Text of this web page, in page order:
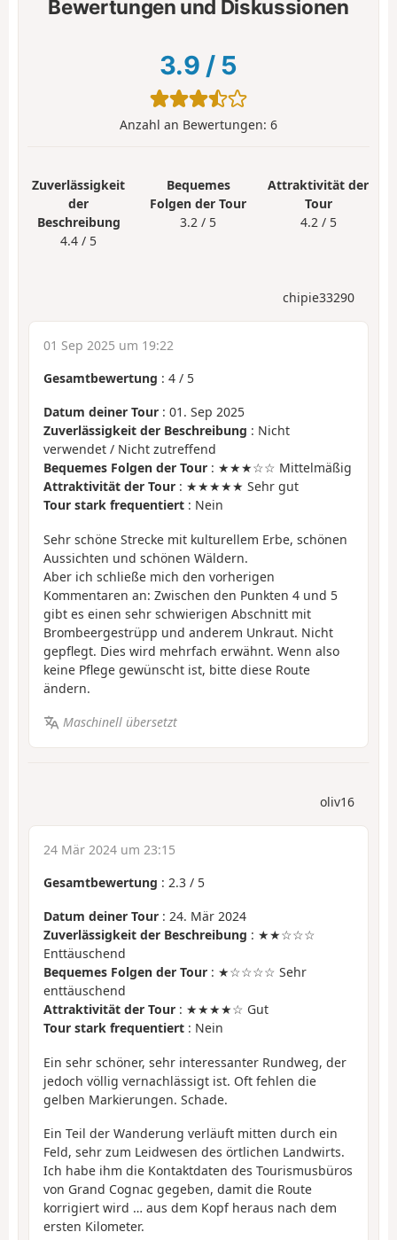
Bewertungen und Diskussionen
3.9 / 5
Anzahl an Bewertungen: 6
Zuverlässigkeit
der
Beschreibung
4.4 / 5
Bequemes
Folgen der Tour
3.2 / 5
Attraktivität der
Tour
4.2 / 5
chipie33290
01 Sep 2025 um 19:22
Gesamtbewertung : 4 / 5
Datum deiner Tour : 01. Sep 2025
Zuverlässigkeit der Beschreibung : Nicht
verwendet / Nicht zutreffend
Bequemes Folgen der Tour : ★★★☆☆ Mittelmäßig
Attraktivität der Tour : ★★★★★ Sehr gut
Tour stark frequentiert : Nein
Sehr schöne Strecke mit kulturellem Erbe, schönen
Aussichten und schönen Wäldern.
Aber ich schließe mich den vorherigen
Kommentaren an: Zwischen den Punkten 4 und 5
gibt es einen sehr schwierigen Abschnitt mit
Brombeergestrüpp und anderem Unkraut. Nicht
gepflegt. Dies wird mehrfach erwähnt. Wenn also
keine Pflege gewünscht ist, bitte diese Route
ändern.
Maschinell übersetzt
oliv16
24 Mär 2024 um 23:15
Gesamtbewertung : 2.3 / 5
Datum deiner Tour : 24. Mär 2024
Zuverlässigkeit der Beschreibung : ★★☆☆☆
Enttäuschend
Bequemes Folgen der Tour : ★☆☆☆☆ Sehr
enttäuschend
Attraktivität der Tour : ★★★★☆ Gut
Tour stark frequentiert : Nein
Ein sehr schöner, sehr interessanter Rundweg, der
jedoch völlig vernachlässigt ist. Oft fehlen die
gelben Markierungen. Schade.
Ein Teil der Wanderung verläuft mitten durch ein
Feld, sehr zum Leidwesen des örtlichen Landwirts.
Ich habe ihm die Kontaktdaten des Tourismusbüros
von Grand Cognac gegeben, damit die Route
korrigiert wird … aus dem Kopf heraus nach dem
ersten Kilometer.